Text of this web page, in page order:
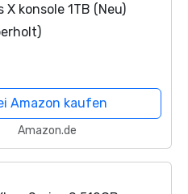
X konsole 1TB (Neu)
Amazon kaufen
Amazon.de